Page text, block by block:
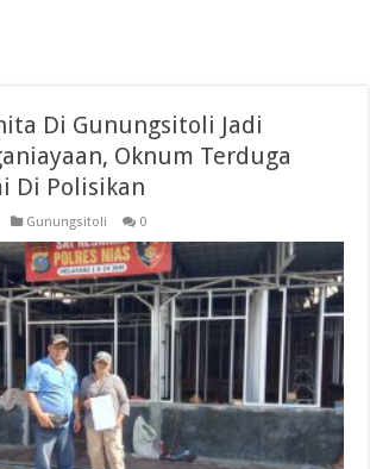
Di Gunungsitoli Jadi
Oknum Terduga
Di Polisikan
Gunungsitoli 0